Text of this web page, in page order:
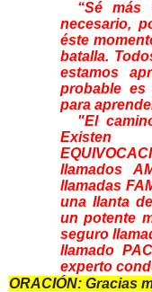
“Sé
necesario,
éste
batalla.
estamos
probable
para
"El
llamados
llamadas
una llanta
un potente
seguro
llamado
experto
ORACIÓN: Gracias